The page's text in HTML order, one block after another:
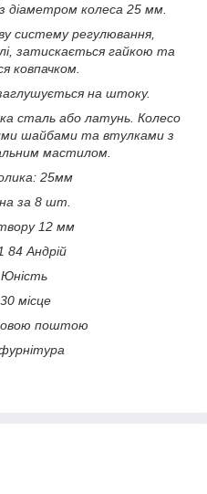
діаметром колеса 25 мм.
систему регулювання,
затискається гайкою та
ковпачком.
на штоку.
сталь або латунь. Колесо
шайбами та втулками з
мастилом.
25мм
за 8 шт.
12 мм
84 Андрій
місце
поштою